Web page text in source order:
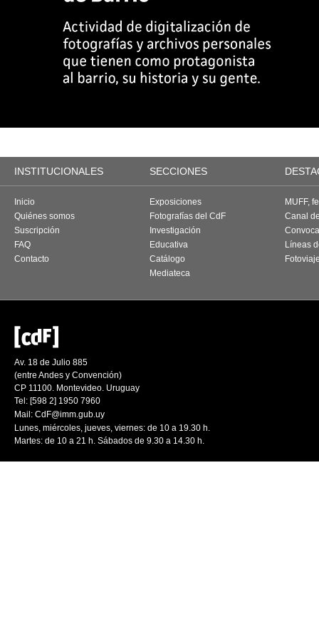
INSTITUCIONALES SECCIONES
Inicio
Quiénes somos
Suscripción
FAQ
Contacto
Exposiciones
Fotografías del CdF
Investigación
Educativa
Catálogo
Mediateca
MUFF,
Canal
Líneas
Av. 18 de Julio 885
(entre Andes y Convención)
CP 11100. Montevideo. Uruguay
Tel: [598 2] 1950 7960
Mail: CdF@imm.gub.uy
Lunes, miércoles, jueves, viernes: de 10 a 19.30 h.
Martes: de 10 a 21 h. Sábados de 9.30 a 14.30 h.